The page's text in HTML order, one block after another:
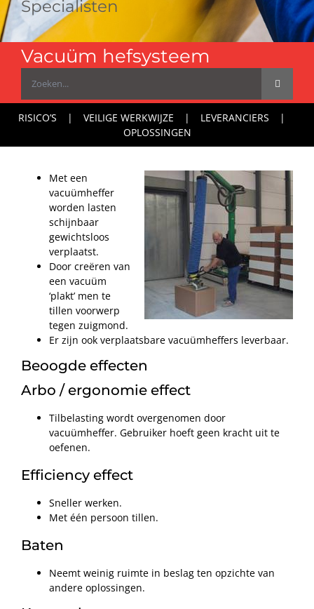
Specialisten
Vacuüm hefsysteem
naar:
RISICO’S VEILIGE WERKWIJZE
LEVERANCIERS
OPLOSSINGEN
Met een
vacuümheffer
worden lasten
schijnbaar
gewichtsloos
verplaatst.
Door creëren van
een vacuüm
‘plakt’ men te
tillen voorwerp
tegen zuigmond.
Er zijn ook verplaatsbare vacuümheffers leverbaar.
Beoogde effecten
Arbo / ergonomie effect
Tilbelasting wordt overgenomen door
vacuümheffer. Gebruiker hoeft geen kracht uit te
oefenen.
Efficiency effect
Sneller werken.
Met één persoon tillen.
Baten
Neemt weinig ruimte in beslag ten opzichte van
andere oplossingen.